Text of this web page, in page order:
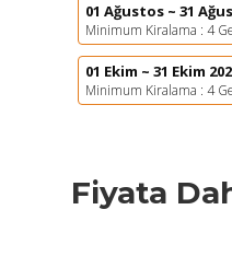
01 Ağustos ~ 31
Minimum Kiralama : 4
01 Ekim ~ 31 Ekim
Minimum Kiralama : 4
Fiyata